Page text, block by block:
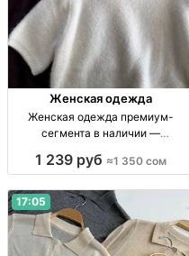
Женская одежда
Женская одежда премиум-
сегмента в наличии —
одежда, новая, стандарт/
наличии, огр. кол-во, 1350 сом
1 239 руб ≈1 350 сом
17:05